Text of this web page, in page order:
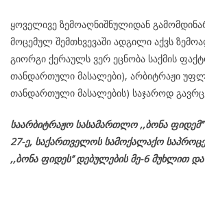
ყოველივე ზემოაღნიშნულიდან
მოცემულ შემთხვევაში ადგილი აქვს
გიორგი ქერაულს ვერ ეცნობა საქმის
თანდართული მასალები), არბიტრაჟი
თანდართული მასალების) საჯაროდ
საარბიტრაჟო სასამართლო ,,ბონა
27-ე, საქართველოს სამოქალაქო
,,ბონა ფიდეს’’ დებულების მე-6 მუხლით და